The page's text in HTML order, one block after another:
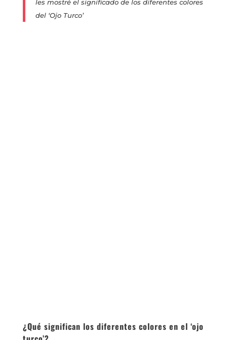
les mostré el significado de los diferentes colores
del ‘Ojo Turco’
¿Qué significan los diferentes colores en el ‘ojo